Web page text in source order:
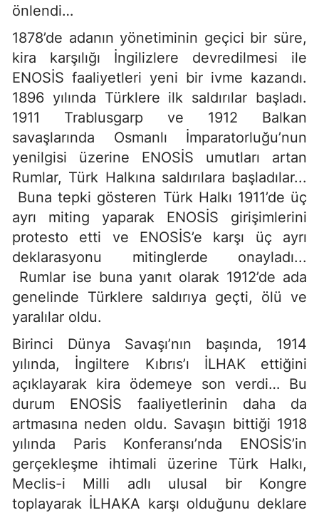
önlendi…
1878’de adanın yönetiminin geçici bir süre,
kira karşılığı İngilizlere devredilmesi ile
ENOSİS faaliyetleri yeni bir ivme kazandı.
1896 yılında Türklere ilk saldırılar başladı.
1911 Trablusgarp ve 1912 Balkan
savaşlarında Osmanlı İmparatorluğu’nun
yenilgisi üzerine ENOSİS umutları artan
Rumlar, Türk Halkına saldırılara başladılar...
Buna tepki gösteren Türk Halkı 1911’de üç
ayrı miting yaparak ENOSİS girişimlerini
protesto etti ve ENOSİS’e karşı üç ayrı
deklarasyonu mitinglerde onayladı...
Rumlar ise buna yanıt olarak 1912’de ada
genelinde Türklere saldırıya geçti, ölü ve
yaralılar oldu.
Birinci Dünya Savaşı’nın başında, 1914
yılında, İngiltere Kıbrıs’ı İLHAK ettiğini
açıklayarak kira ödemeye son verdi… Bu
durum ENOSİS faaliyetlerinin daha da
artmasına neden oldu. Savaşın bittiği 1918
yılında Paris Konferansı’nda ENOSİS’in
gerçekleşme ihtimali üzerine Türk Halkı,
Meclis-i Milli adlı ulusal bir Kongre
toplayarak İLHAKA karşı olduğunu deklare